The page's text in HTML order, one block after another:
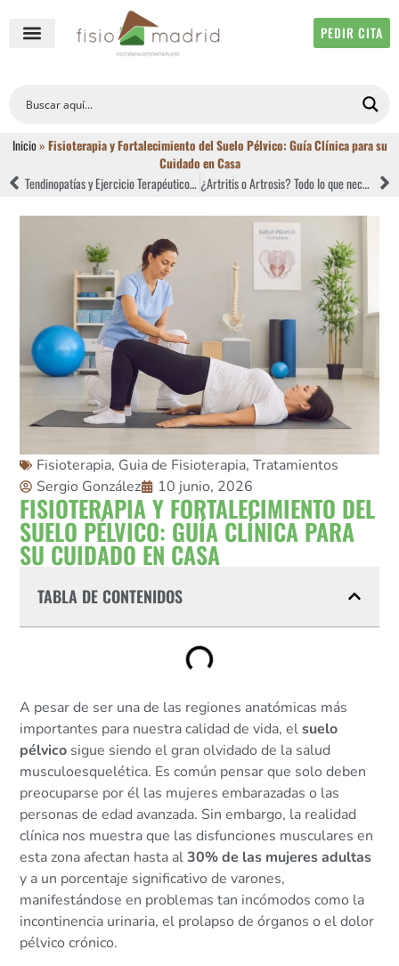
PEDIR CITA
Inicio» Fisioterapia y Fortalecimiento del Suelo Pélvico: Guía Clínica para su
Cuidado en Casa
Tendinopatías y Ejercicio Terapéutico: Cómo recuperar tu tendón sin salir de casa ¿Artritis o Artrosis? Todo lo que necesitas saber (y cómo la fisioterapia a domicilio marca la diferencia)
Fisioterapia, Guia de Fisioterapia,Tratamientos
Sergio González
10 junio, 2026
FISIOTERAPIA Y FORTALECIMIENTO DEL
SUELO PÉLVICO: GUÍA CLÍNICA PARA
SU CUIDADO EN CASA
TABLA DE CONTENIDOS
A pesar de ser una de las regiones anatómicas más
importantes para nuestra calidad de vida, elsuelo
pélvico sigue siendo el gran olvidado de la salud
musculoesquelética. Es común pensar que solo deben
preocuparse por él las mujeres embarazadas o las
personas de edad avanzada. Sin embargo, la realidad
clínica nos muestra que las disfunciones musculares en
esta zona afectan hasta al30% de las mujeres adultas
y a un porcentaje significativo de varones,
manifestándose en problemas tan incómodos como la
incontinencia urinaria, el prolapso de órganos o el dolor
pélvico crónico.